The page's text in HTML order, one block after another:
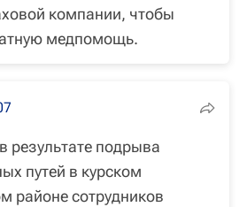
компании, чтобы
медпомощь.
результате подрыва
путей в курском
районе сотрудников